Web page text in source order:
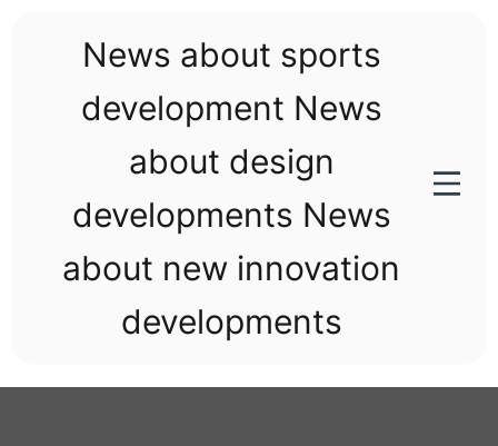
News about sports
development News
about design
developments News
about new innovation
developments